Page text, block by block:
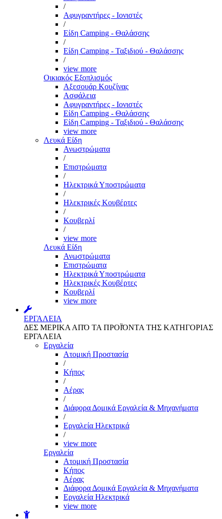
/
Αφυγραντήρες - Ιονιστές
/
Είδη Camping - Θαλάσσης
/
Είδη Camping - Ταξιδιού - Θαλάσσης
/
view more
Οικιακός Εξοπλισμός
Αξεσουάρ Κουζίνας
Ασφάλεια
Αφυγραντήρες - Ιονιστές
Είδη Camping - Θαλάσσης
Είδη Camping - Ταξιδιού - Θαλάσσης
view more
Λευκά Είδη
Ανωστρώματα
/
Επιστρώματα
/
Ηλεκτρικά Υποστρώματα
/
Ηλεκτρικές Κουβέρτες
/
Κουβερλί
/
view more
Λευκά Είδη
Ανωστρώματα
Επιστρώματα
Ηλεκτρικά Υποστρώματα
Ηλεκτρικές Κουβέρτες
Κουβερλί
view more
ΕΡΓΑΛΕΙΑ
ΔΕΣ ΜΕΡΙΚΑ ΑΠΌ ΤΑ ΠΡΟΪΌΝΤΑ ΤΗΣ ΚΑΤΗΓΟΡΙΑΣ
ΕΡΓΑΛΕΙΑ
Εργαλεία
Aτομική Προστασία
/
Kήπος
/
Αέρας
/
Διάφορα Δομικά Εργαλεία & Μηχανήματα
/
Εργαλεία Ηλεκτρικά
/
view more
Εργαλεία
Aτομική Προστασία
Kήπος
Αέρας
Διάφορα Δομικά Εργαλεία & Μηχανήματα
Εργαλεία Ηλεκτρικά
view more